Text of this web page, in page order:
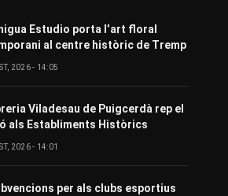
Estudio porta l’art floral
al centre històric de Tremp
2026 - 14:05
Viladesau de Puigcerdà rep el
als Establiments Històrics
2026 - 14:01
per als clubs esportius